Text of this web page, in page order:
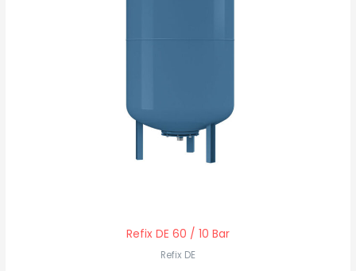
Refix DE 60 / 10 Bar
Refix DE